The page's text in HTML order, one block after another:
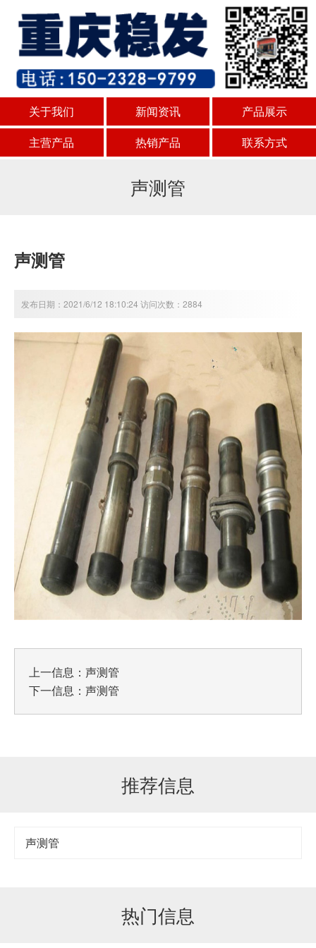
关于我们 新闻资讯
产品展示
主营产品
热销产品 联系方式
声测管
声测管
发布日期：2021/6/12 18:10:24 访问次数：2884
上一信息： 声测管
下一信息： 声测管
推荐信息
声测管
热门信息